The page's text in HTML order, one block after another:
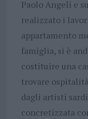
Paolo Angeli e
realizzato i
appartamento
famiglia, si è
costituire una
trovare
dagli artisti
concretizzata